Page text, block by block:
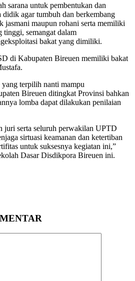
sarana untuk pembentukan dan
didik agar tumbuh dan berkembang
jasmani maupun rohani serta memiliki
tinggi, semangat dalam
bakat yang dimiliki.
di Kabupaten Bireuen memiliki bakat
terpilih nanti mampu
Bireuen ditingkat Provinsi bahkan
lomba dapat dilakukan penilaian
juri serta seluruh perwakilan UPTD
sirtuasi keamanan dan ketertiban
untuk suksesnya kegiatan ini,”
Dasar Disdikpora Bireuen ini.